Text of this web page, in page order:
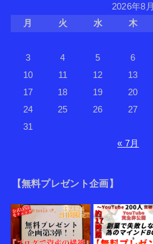
2026年8月
月
火 水 木
3
4 5 6
10
11 12 13
17
18 19 20
24
25 26 27
31
« 7月
【無料プレゼント企画】